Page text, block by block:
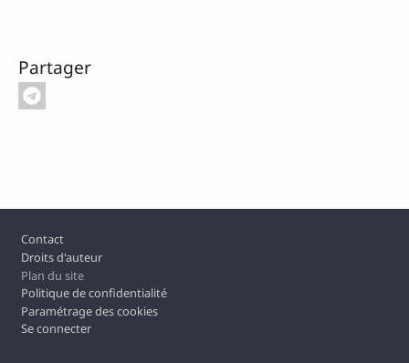
Partager
Pied de page
Contact
Droits d'auteur
Plan du site
Politique de confidentialité
Paramétrage des cookies
Se connecter